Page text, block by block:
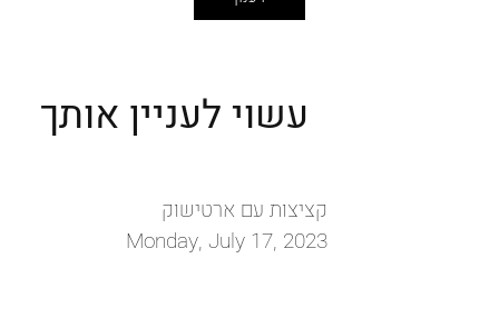
קציצות עם ארטישוק
Monday, July 17, 2023
עשוי לעניין אותך